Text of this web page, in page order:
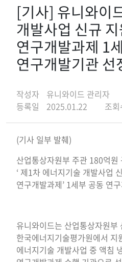
[기사] 유니와이
개발사업 신규
연구개발과제 1
연구개발기관 선
작성자
유니와이드 관리자
등록일
2025.01.22 조회
(기사 일부 발췌)
산업통상자원부 주관 180억원
‘ 제1차 에너지기술 개발사업
연구개발과제’ 1세부 공동 연
유니와이드는 산업통상자원부
한국에너지기술평가원에서
에너지기술 개발사업 중 액침